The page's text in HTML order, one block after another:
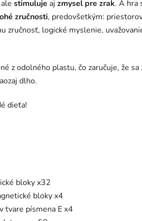
stimuluje aj zmysel pre zrak. A hra
zručnosti, predovšetkým:
zručnosť, logické myslenie,
z odolného plastu, čo zaručuje, že sa
dlho.
dieťa!
bloky x32
bloky x4
tvare písmena E x4